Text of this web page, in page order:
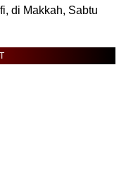
di Makkah, Sabtu